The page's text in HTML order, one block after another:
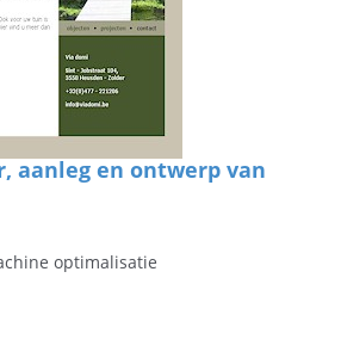
aanleg en ontwerp van
optimalisatie